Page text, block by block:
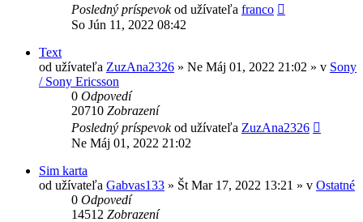
Posledný príspevokod užívateľa franco
So Jún 11, 2022 08:42
Text
od užívateľa ZuzAna2326 » Ne Máj 01, 2022 21:02 » v Sony
/ Sony Ericsson
0 Odpovedí
20710 Zobrazení
Posledný príspevokod užívateľa ZuzAna2326
Ne Máj 01, 2022 21:02
Sim karta
od užívateľa Gabvas133 » Št Mar 17, 2022 13:21 » v Ostatné
0 Odpovedí
14512 Zobrazení